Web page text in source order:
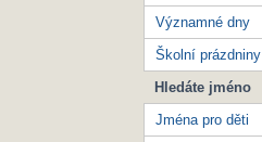
Významné dny
Školní prázdniny
Hledáte jméno
Jména pro děti